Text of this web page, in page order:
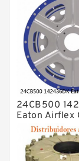
24CB500
Eaton Airflex
entradas
frenos